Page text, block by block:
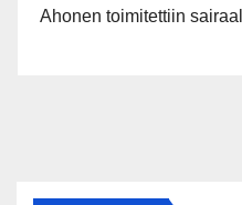
Ahonen toimitettiin